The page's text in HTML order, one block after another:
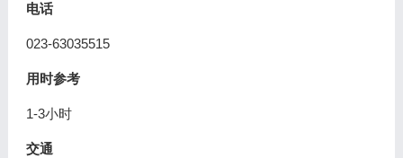
电话
023-63035515
用时参考
1-3小时
交通